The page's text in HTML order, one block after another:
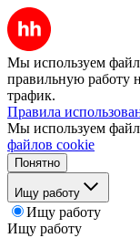
Мы используем
правильную работу
трафик.
Правила
Мы используем
файлов cookie
Понятно
Ищу работу
Ищу работу
Ищу работу